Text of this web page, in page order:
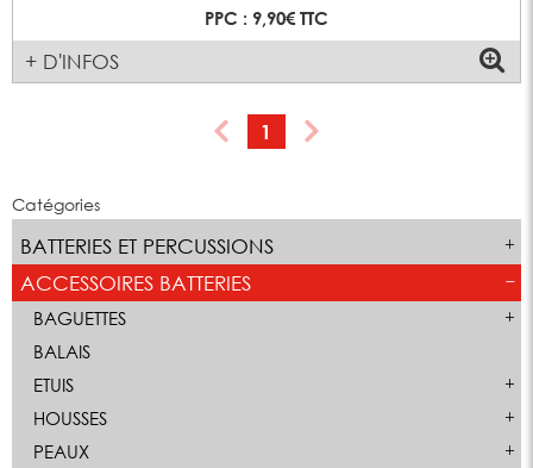
Catégories
BATTERIES ET PERCUSSIONS
ACCESSOIRES BATTERIES
BAGUETTES
BALAIS
ETUIS
HOUSSES
PEAUX
PPC : 9,90€ TTC
+ D'INFOS
1